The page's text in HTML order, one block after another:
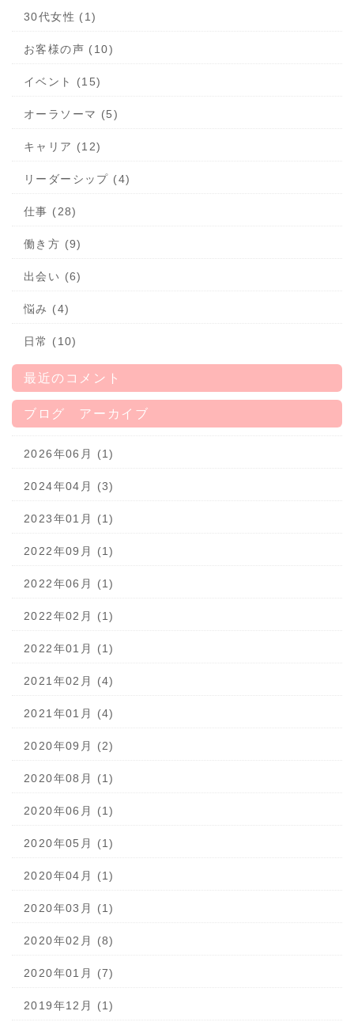
30代女性 (1)
お客様の声 (10)
イベント (15)
オーラソーマ (5)
キャリア (12)
リーダーシップ (4)
仕事 (28)
働き方 (9)
出会い (6)
悩み (4)
日常 (10)
最近のコメント
ブログ アーカイブ
2026年06月 (1)
2024年04月 (3)
2023年01月 (1)
2022年09月 (1)
2022年06月 (1)
2022年02月 (1)
2022年01月 (1)
2021年02月 (4)
2021年01月 (4)
2020年09月 (2)
2020年08月 (1)
2020年06月 (1)
2020年05月 (1)
2020年04月 (1)
2020年03月 (1)
2020年02月 (8)
2020年01月 (7)
2019年12月 (1)